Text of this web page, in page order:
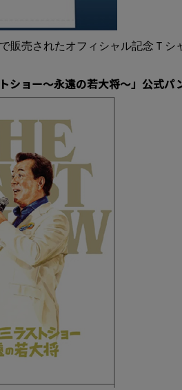
販売されたオフィシャル記念Ｔシ
ショー～永遠の若大将～」公式パ